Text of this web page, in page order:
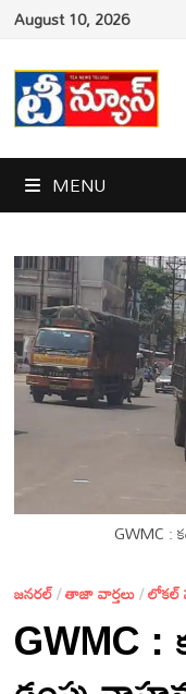
Skip
content
August 10, 2026
MENU
GWMC :
జనరల్/తాజా వార్తలు/లోకల్
GWMC :